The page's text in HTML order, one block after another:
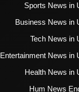
Sports News in
Business News in
Tech News in
Entertainment News in
Health News in
Hum News